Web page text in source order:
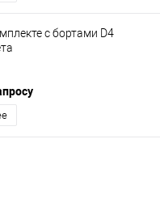
с бортами D4